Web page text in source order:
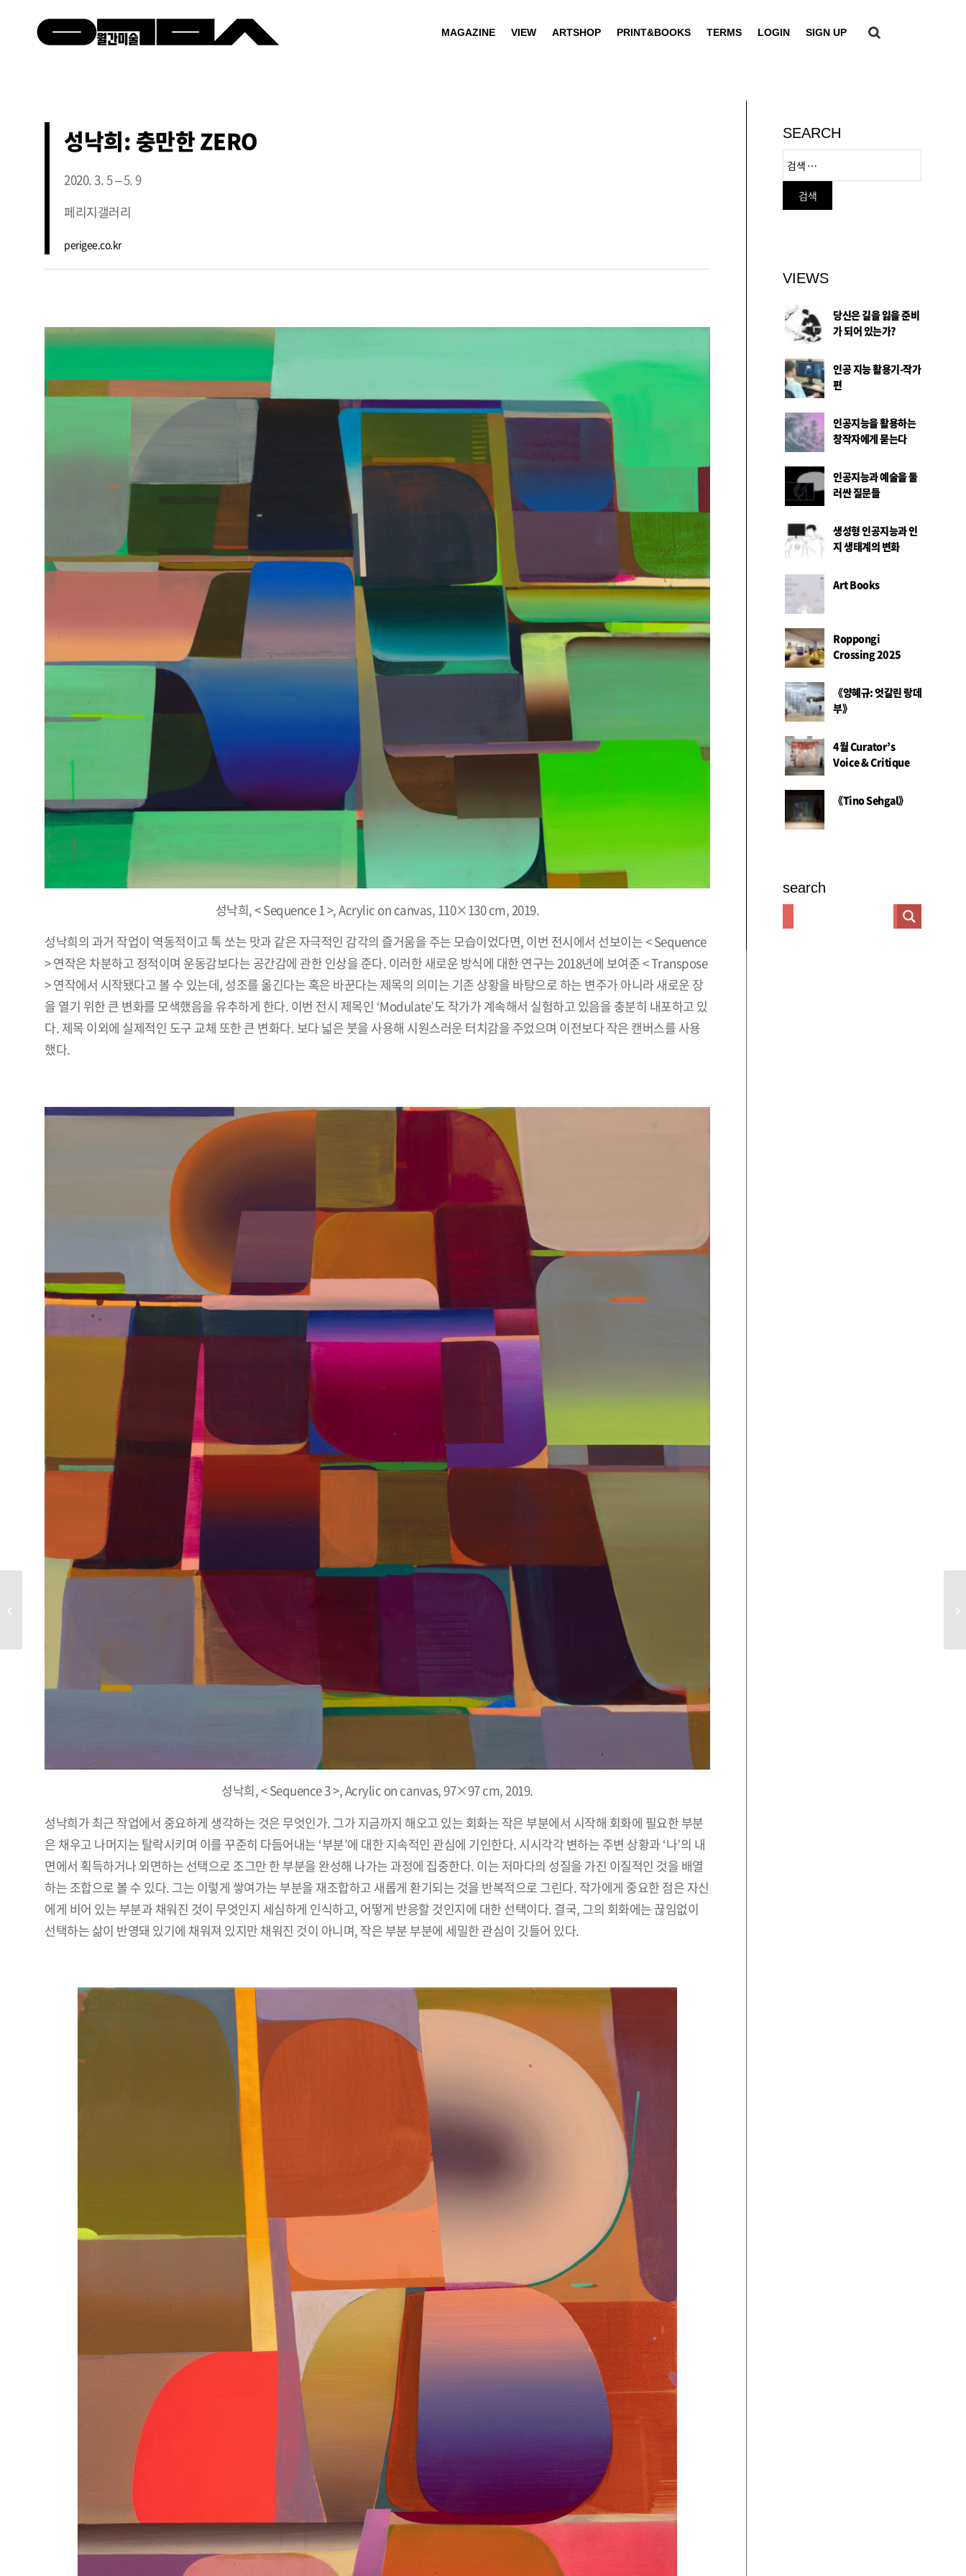
MAGAZINE VIEW ARTSHOP PRINT&BOOKS TERMS LOGIN SIGN UP
성낙희: 충만한 ZERO
2020. 3.5 – 5. 9
페리지갤러리
perigee.co.kr
성낙희, < Sequence 1 >, Acrylic on canvas, 110×130 cm, 2019.
성낙희의 과거 작업이 역동적이고 톡 쏘는 맛과 같은 자극적인 감각의 즐거움을 주는 모습이었다면, 이번 전시에서 선보이는 < Sequence
> 연작은 차분하고 정적이며 운동감보다는 공간감에 관한 인상을 준다. 이러한 새로운 방식에 대한 연구는 2018년에 보여준 < Transpose
> 연작에서 시작됐다고 볼 수 있는데, 성조를 옮긴다는 혹은 바꾼다는 제목의 의미는 기존 상황을 바탕으로 하는 변주가 아니라 새로운 장
을 열기 위한 큰 변화를 모색했음을 유추하게 한다. 이번 전시 제목인 ‘Modulate’도 작가가 계속해서 실험하고 있음을 충분히 내포하고 있
다. 제목 이외에 실제적인 도구 교체 또한 큰 변화다. 보다 넓은 붓을 사용해 시원스러운 터치감을 주었으며 이전보다 작은 캔버스를 사용
했다.
성낙희, < Sequence 3 >, Acrylic on canvas, 97×97 cm, 2019.
성낙희가 최근 작업에서 중요하게 생각하는 것은 무엇인가. 그가 지금까지 해오고 있는 회화는 작은 부분에서 시작해 회화에 필요한 부분
은 채우고 나머지는 탈락시키며 이를 꾸준히 다듬어내는 ‘부분’에 대한 지속적인 관심에 기인한다. 시시각각 변하는 주변 상황과 ‘나’의 내
면에서 획득하거나 외면하는 선택으로 조그만 한 부분을 완성해 나가는 과정에 집중한다. 이는 저마다의 성질을 가진 이질적인 것을 배열
하는 조합으로 볼 수 있다. 그는 이렇게 쌓여가는 부분을 재조합하고 새롭게 환기되는 것을 반복적으로 그린다. 작가에게 중요한 점은 자신
에게 비어 있는 부분과 채워진 것이 무엇인지 세심하게 인식하고, 어떻게 반응할 것인지에 대한 선택이다. 결국, 그의 회화에는 끊임없이
선택하는 삶이 반영돼 있기에 채워져 있지만 채워진 것이 아니며, 작은 부분 부분에 세밀한 관심이 깃들어 있다.
SEARCH
VIEWS
당신은 길을 잃을 준비
가 되어 있는가?
인공 지능 활용기-작가
편
인공지능을 활용하는
창작자에게 묻는다
인공지능과 예술을 둘
러싼 질문들
생성형 인공지능과 인
지 생태계의 변화
Art Books
Roppongi
Crossing 2025
《양혜규: 엇갈린 랑데
부》
4월 Curator’s
Voice & Critique
《Tino Sehgal》
search
여기에도, 나는 있다